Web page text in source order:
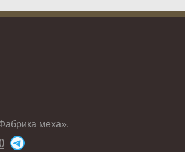
меха».